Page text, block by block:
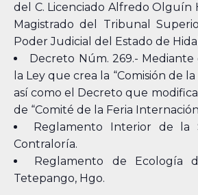
del C. Licenciado Alfredo Olguín
Magistrado del Tribunal
Poder Judicial del Estado de
Decreto Núm. 269.-
la Ley que crea la “Comisión de
así como el Decreto que
de “Comité de la Feria
Reglamento Interior de la
Contraloría.
Reglamento de Ecología
Tetepango, Hgo.